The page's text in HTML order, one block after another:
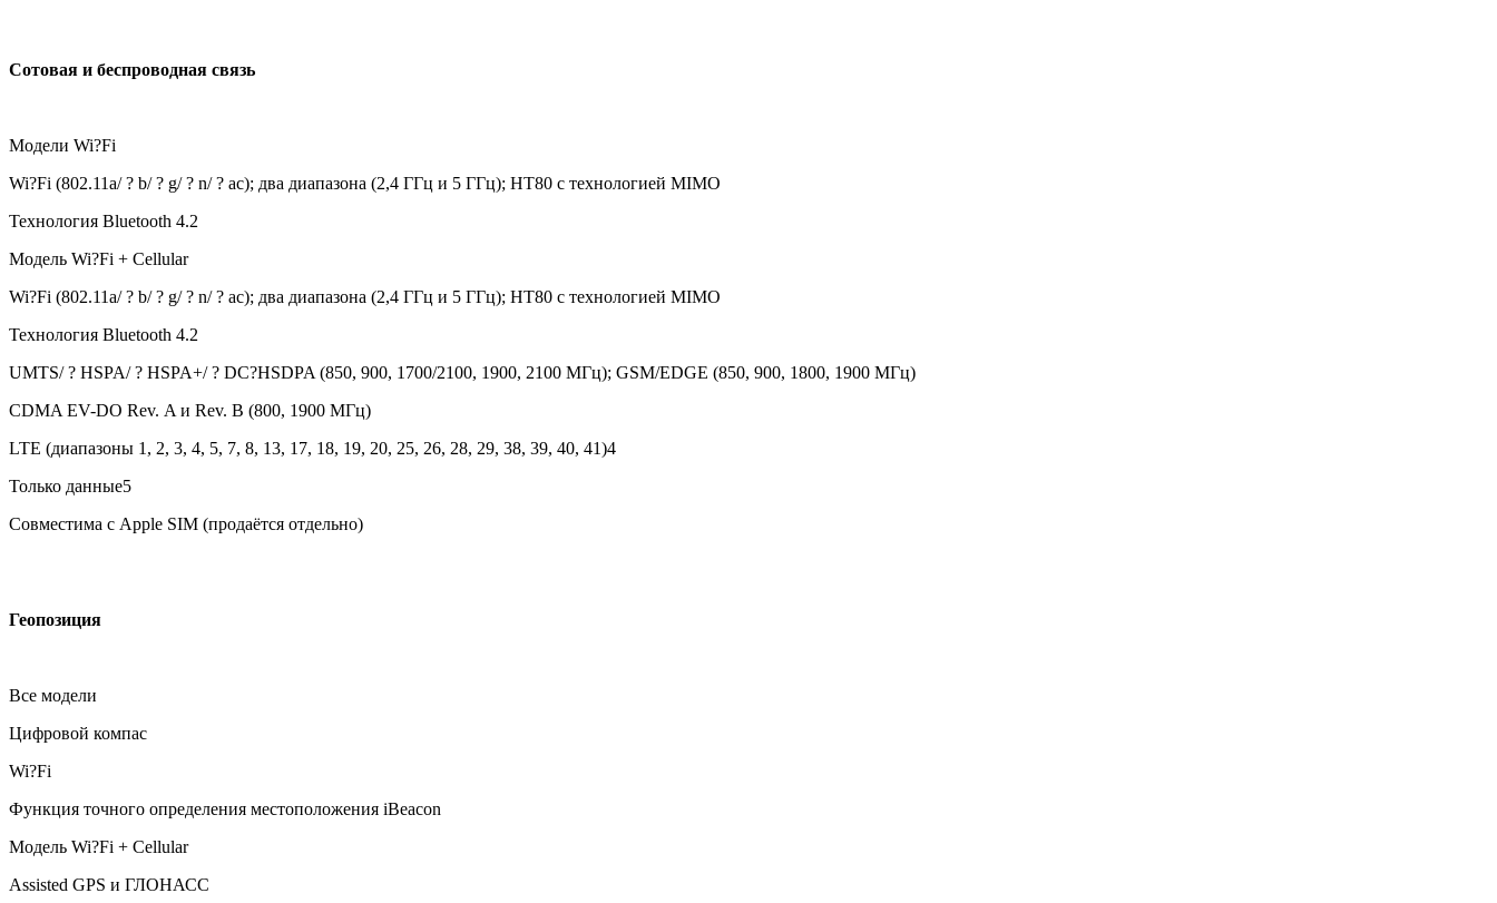
Сотовая и беспроводная связь
Модели Wi?Fi
Wi?Fi (802.11a/ ? b/ ? g/ ? n/ ? ac); два диапазона (2,4 ГГц и 5 ГГц); HT80 с технологией MIMO
Технология Bluetooth 4.2
Модель Wi?Fi + Cellular
Wi?Fi (802.11a/ ? b/ ? g/ ? n/ ? ac); два диапазона (2,4 ГГц и 5 ГГц); HT80 с технологией MIMO
Технология Bluetooth 4.2
UMTS/ ? HSPA/ ? HSPA+/ ? DC?HSDPA (850, 900, 1700/2100, 1900, 2100 МГц); GSM/EDGE (850, 900, 1800, 1900 МГц)
CDMA EV-DO Rev. A и Rev. B (800, 1900 МГц)
LTE (диапазоны 1, 2, 3, 4, 5, 7, 8, 13, 17, 18, 19, 20, 25, 26, 28, 29, 38, 39, 40, 41)4
Только данные5
Совместима с Apple SIM (продаётся отдельно)
Геопозиция
Все модели
Цифровой компас
Wi?Fi
Функция точного определения местоположения iBeacon
Модель Wi?Fi + Cellular
Assisted GPS и ГЛОНАСС